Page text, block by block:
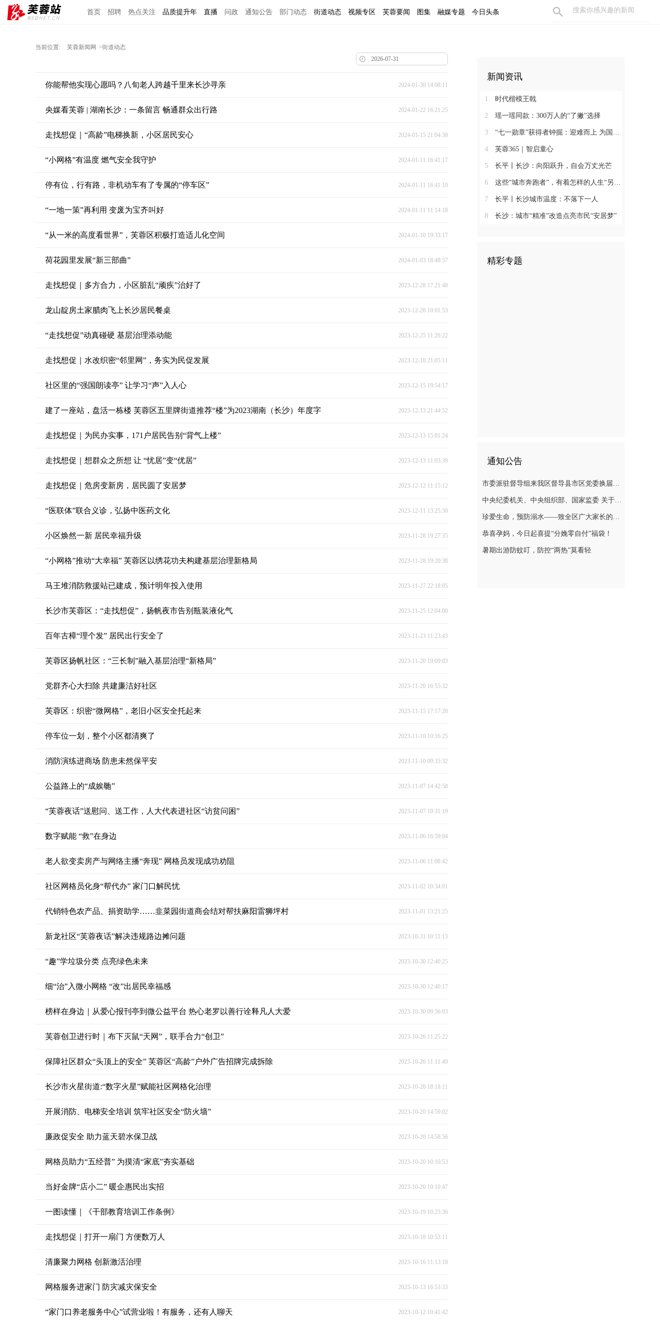
首页 招聘 热点关注 品质提升年 直播 问政 通知公告 部门动态 街道动态 视频专区 芙蓉要闻 图集 融媒专题 今日头条
当前位置: 芙蓉新闻网 >街道动态
你能帮他实现心愿吗？八旬老人跨越千里来长沙寻亲 2024-01-30 14:08:11
央媒看芙蓉 | 湖南长沙：一条留言 畅通群众出行路 2024-01-22 16:21:25
走找想促｜“高龄”电梯换新，小区居民安心 2024-01-15 21:04:38
“小网格”有温度 燃气安全我守护 2024-01-11 16:41:17
停有位，行有路，非机动车有了专属的“停车区” 2024-01-11 16:41:10
“一地一策”再利用 变废为宝齐叫好 2024-01-11 11:14:18
“从一米的高度看世界”，芙蓉区积极打造适儿化空间 2024-01-10 19:33:17
荷花园里发展“新三部曲” 2024-01-03 18:48:57
走找想促｜多方合力，小区脏乱“顽疾”治好了 2023-12-28 17:21:48
龙山靛房土家腊肉飞上长沙居民餐桌 2023-12-28 10:01:53
“走找想促”动真碰硬 基层治理添动能 2023-12-25 11:26:22
走找想促｜水改织密“邻里网”，务实为民促发展 2023-12-18 21:05:11
社区里的“强国朗读亭” 让学习“声”入人心 2023-12-15 19:54:17
建了一座站，盘活一栋楼 芙蓉区五里牌街道推荐“楼”为2023湖南（长沙）年度字 2023-12-13 21:44:52
走找想促｜为民办实事，171户居民告别“背气上楼” 2023-12-13 15:01:24
走找想促｜想群众之所想 让 “忧居”变“优居” 2023-12-13 11:03:39
走找想促｜危房变新房，居民圆了安居梦 2023-12-12 11:15:12
“医联体”联合义诊，弘扬中医药文化 2023-12-11 13:25:30
小区焕然一新 居民幸福升级 2023-11-28 19:27:35
“小网格”推动“大幸福” 芙蓉区以绣花功夫构建基层治理新格局 2023-11-28 19:20:38
马王堆消防救援站已建成，预计明年投入使用 2023-11-27 22:18:05
长沙市芙蓉区：“走找想促”，扬帆夜市告别瓶装液化气 2023-11-25 12:04:00
百年古樟“理个发” 居民出行安全了 2023-11-23 11:23:43
芙蓉区扬帆社区：“三长制”融入基层治理“新格局” 2023-11-20 19:09:03
党群齐心大扫除 共建廉洁好社区 2023-11-20 16:55:32
芙蓉区：织密“微网格”，老旧小区安全托起来 2023-11-15 17:17:20
停车位一划，整个小区都清爽了 2023-11-10 10:16:25
消防演练进商场 防患未然保平安 2023-11-10 09:35:32
公益路上的“成娭毑” 2023-11-07 14:42:58
“芙蓉夜话”送慰问、送工作，人大代表进社区“访贫问困” 2023-11-07 10:31:19
数字赋能 “救”在身边 2023-11-06 16:59:04
老人欲变卖房产与网络主播“奔现” 网格员发现成功劝阻 2023-11-06 11:08:42
社区网格员化身“帮代办” 家门口解民忧 2023-11-02 10:34:01
代销特色农产品、捐资助学……韭菜园街道商会结对帮扶麻阳雷狮坪村 2023-11-01 13:21:25
新龙社区“芙蓉夜话”解决违规路边摊问题 2023-10-31 10:11:13
“趣”学垃圾分类 点亮绿色未来 2023-10-30 12:40:25
细“治”入微小网格 “改”出居民幸福感 2023-10-30 12:40:17
榜样在身边｜从爱心报刊亭到微公益平台 热心老罗以善行诠释凡人大爱 2023-10-30 09:56:03
芙蓉创卫进行时｜布下灭鼠“天网”，联手合力“创卫” 2023-10-26 11:25:22
保障社区群众“头顶上的安全” 芙蓉区“高龄”户外广告招牌完成拆除 2023-10-26 11:11:49
长沙市火星街道:“数字火星”赋能社区网格化治理 2023-10-20 18:18:11
开展消防、电梯安全培训 筑牢社区安全“防火墙” 2023-10-20 14:59:02
廉政促安全 助力蓝天碧水保卫战 2023-10-20 14:58:56
网格员助力“五经普” 为摸清“家底”夯实基础 2023-10-20 10:10:53
当好金牌“店小二” 暖企惠民出实招 2023-10-20 10:10:47
一图读懂｜《干部教育培训工作条例》 2023-10-19 10:23:36
走找想促｜打开一扇门 方便数万人 2023-10-18 10:53:11
清廉聚力网格 创新激活治理 2023-10-16 11:13:18
网格服务进家门 防灾减灾保安全 2023-10-13 16:53:33
“家门口养老服务中心”试营业啦！有服务，还有人聊天 2023-10-12 10:41:42
新闻资讯
1 时代楷模王戟
2 瑶一瑶同款：300万人的“了撇”选择
3 “七一勋章”获得者钟掘：迎难而上 为国攻坚
4 芙蓉365｜智启童心
5 长平丨长沙：向阳跃升，自会万丈光芒
6 这些“城市奔跑者”，有着怎样的人生“另一面”？
7 长平丨长沙城市温度：不落下一人
8 长沙：城市“精准”改造点亮市民“安居梦”
精彩专题
通知公告
市委派驻督导组来我区督导县市区党委换届选举风气
中央纪委机关、中央组织部、国家监委 关于换届纪律的“十个严禁”要求
珍爱生命，预防溺水——致全区广大家长的一封信
恭喜孕妈，今日起喜提“分娩零自付”福袋！
暑期出游防蚊叮，防控“两热”莫看轻